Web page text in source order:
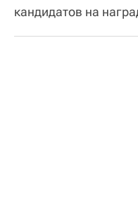
кандидатов на